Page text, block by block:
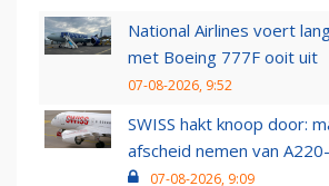
National Airlines voert
met Boeing 777F ooit uit
07-08-2026, 9:52
SWISS hakt knoop door:
afscheid nemen van
07-08-2026, 9:09